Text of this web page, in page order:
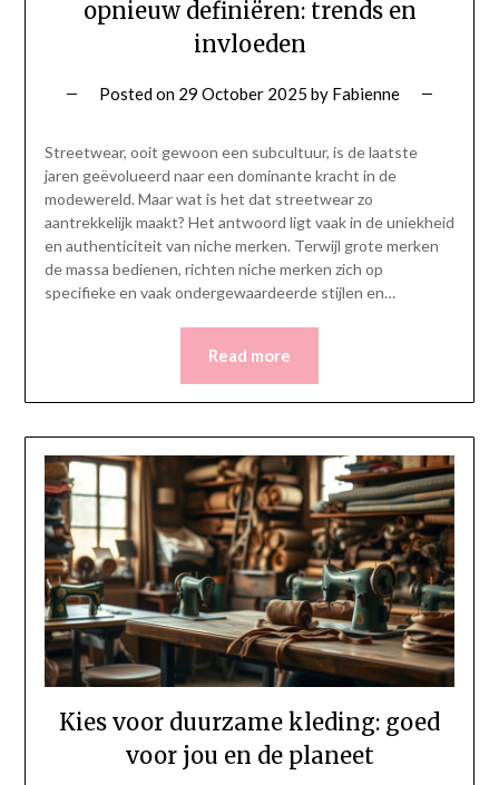
opnieuw definiëren: trends en
invloeden
Posted on 29 October 2025 by Fabienne
Streetwear, ooit gewoon een subcultuur, is de laatste
jaren geëvolueerd naar een dominante kracht in de
modewereld. Maar wat is het dat streetwear zo
aantrekkelijk maakt? Het antwoord ligt vaak in de uniekheid
en authenticiteit van niche merken. Terwijl grote merken
de massa bedienen, richten niche merken zich op
specifieke en vaak ondergewaardeerde stijlen en…
Read more
Kies voor duurzame kleding: goed
voor jou en de planeet